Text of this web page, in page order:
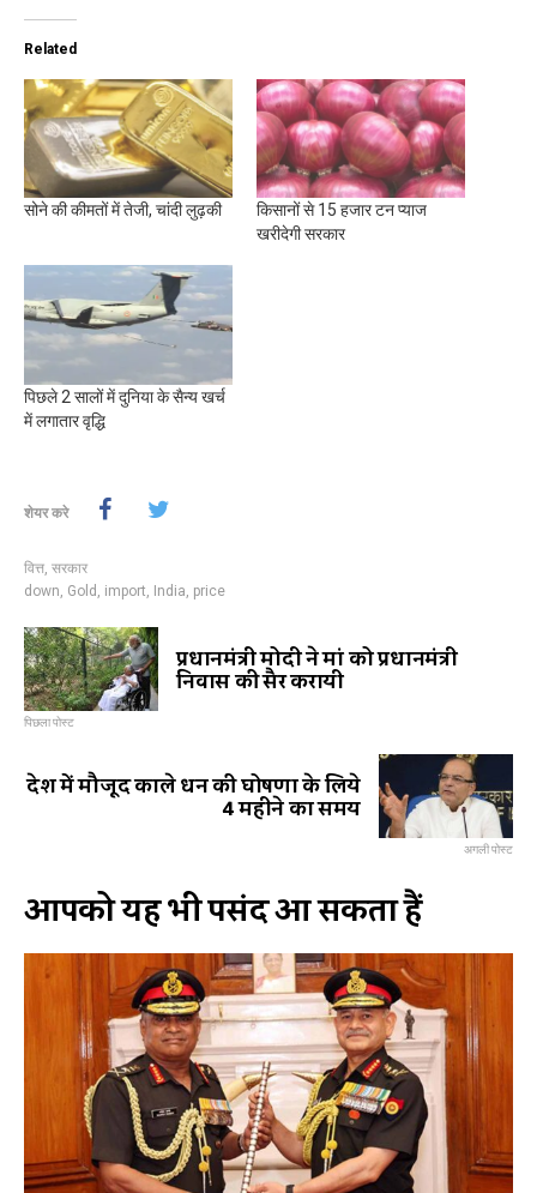
Related
सोने की कीमतों में तेजी, चांदी लुढ़की
किसानों से 15 हजार टन प्याज
खरीदेगी सरकार
पिछले 2 सालों में दुनिया के सैन्य खर्च
में लगातार वृद्धि
शेयर करे
वित्त, सरकार
down, Gold , import, India, price
प्रधानमंत्री मोदी ने मां को प्रधानमंत्री
निवास की सैर करायी
पिछला पोस्ट
देश में मौजूद काले धन की घोषणा के लिये
4 महीने का समय
अगली पोस्ट
आपको यह भी पसंद आ सकता हैं